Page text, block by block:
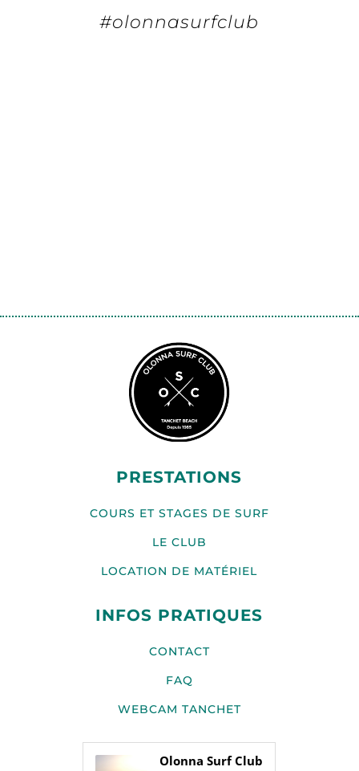
#olonnasurfclub
PRESTATIONS
COURS ET STAGES DE SURF
LE CLUB
LOCATION DE MATÉRIEL
INFOS PRATIQUES
CONTACT
FAQ
WEBCAM TANCHET
Olonna Surf Club